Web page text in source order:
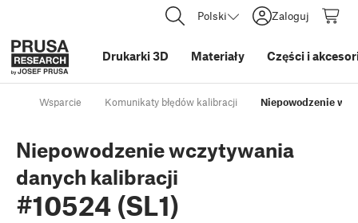
Polski Zaloguj
Drukarki 3D Materiały Części i
Wsparcie Komunikaty błędów kalibracji Niepowodzenie
Niepowodzenie wczytywania
danych kalibracji
#10524 (SL1)